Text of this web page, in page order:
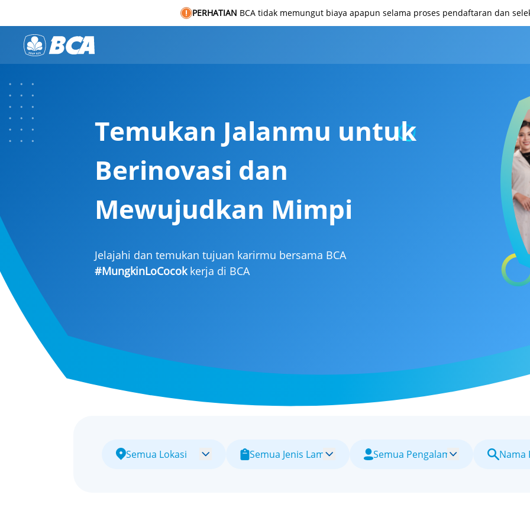
PERHATIAN BCA tidak memungut biaya apapun selama proses pendaftaran dan
Temukan Jalanmu untuk
Berinovasi dan
Mewujudkan Mimpi
Jelajahi dan temukan tujuan karirmu bersama BCA
#MungkinLoCocokkerja di BCA